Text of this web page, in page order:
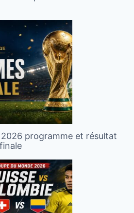
programme et résultat